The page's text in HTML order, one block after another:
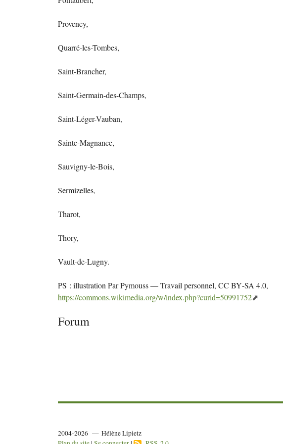
Provency,
Quarré-les-Tombes,
Saint-Brancher,
Saint-Germain-des-Champs,
Saint-Léger-Vauban,
Sainte-Magnance,
Sauvigny-le-Bois,
Sermizelles,
Tharot,
Thory,
Vault-de-Lugny.
PS : illustration Par Pymouss — Travail personnel, CC BY-SA 4.0,
https://commons.wikimedia.org/w/index.php?curid=50991752
Forum
2004-2026 — Hélène Lipietz